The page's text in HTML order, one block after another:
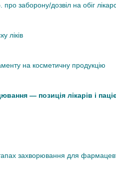
заборону/дозвіл на обіг
ліків
на косметичну продукцію
— позиція лікарів і
захворювання для